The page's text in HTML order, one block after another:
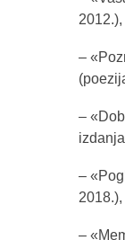
2012.),
–
–
–
2018.),
–